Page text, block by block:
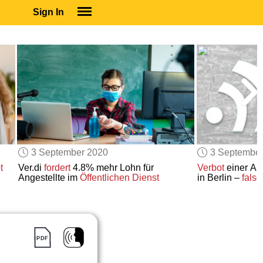
Sign In
SUBSCRIBE
EDUCATIONAL LICENSES
GIFT CARDS
OTHER LANGUAGES
ABOUT US
ALEXA
ADJUST COLORS
3 September 2020
Ver.di fordert4.8% mehr Lohn für
Angestellte im Öffentlichen Dienst
3
Verboteiner
in Berlin –